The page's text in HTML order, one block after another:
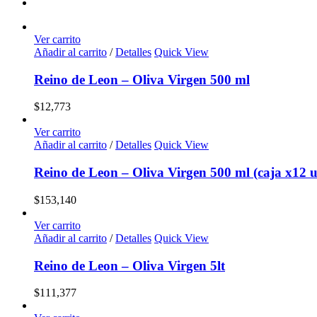
Ver carrito
Añadir al carrito / Detalles Quick View
Reino de Leon – Oliva Virgen 500 ml
$12,773
Ver carrito
Añadir al carrito / Detalles Quick View
Reino de Leon – Oliva Virgen 500 ml (caja x12
$153,140
Ver carrito
Añadir al carrito / Detalles Quick View
Reino de Leon – Oliva Virgen 5lt
$111,377